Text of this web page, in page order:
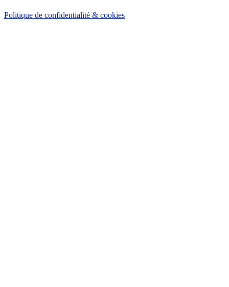
Politique de confidentialité & cookies